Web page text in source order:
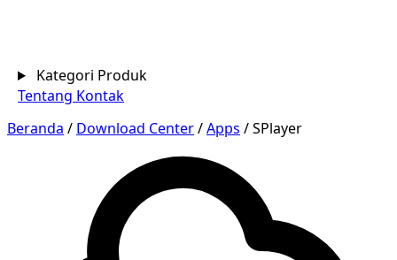
Kategori Produk
Tentang Kontak
Beranda / Download Center/Apps /SPlayer